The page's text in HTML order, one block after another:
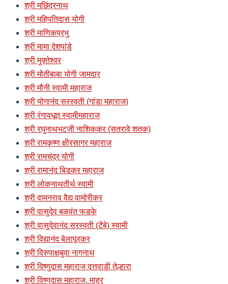
श्री मछिंद्रनाथ
श्री महिपतिदास योगी
श्री माणिकप्रभु
श्री मामा देशपांडे
श्री मुक्तेश्वर
श्री मोतीबाबा योगी जामदार
श्री मौनी स्वामी महाराज
श्री योगानंद सरस्वती (गांडा महाराज)
श्री रंगावधूत स्वामीमहाराज
श्री रघुनाथभटजी नाशिककर (सतरावे शतक)
श्री रामकृष्ण क्षीरसागर महाराज
श्री रामचंद्र योगी
श्री रामानंद बिडकर महाराज
श्री लोकनाथतीर्थ स्वामी
श्री वामनराव वैद्य वामोरीकर
श्री वासुदेव बळवंत फडके
श्री वासुदेवानंद सरस्वती (टेंबे) स्वामी
श्री विद्यानंद बेलापूरकर
श्री विरुपाक्षबुवा नागनाथ
श्री विष्णुदास महाराज दत्तवाडी तेल्हारा
श्री विष्णुदास महाराज, माहुर